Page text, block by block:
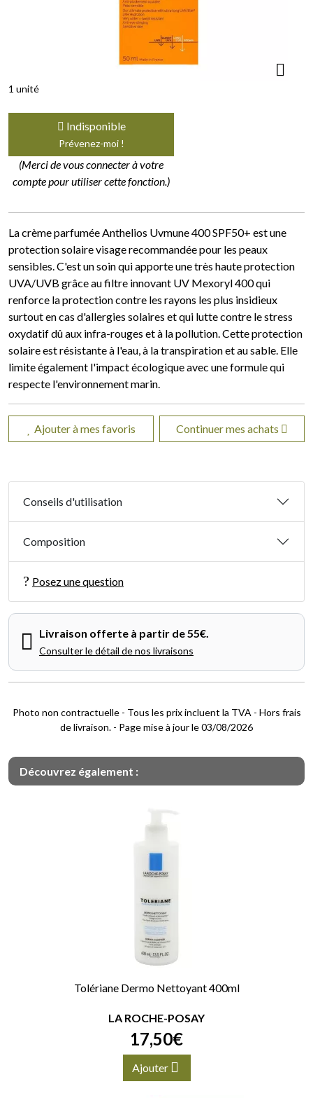
1 unité
Indisponible
Prévenez-moi !
(Merci de vous connecter à votre
compte pour utiliser cette fonction.)
La crème parfumée Anthelios Uvmune 400 SPF50+ est une
protection solaire visage recommandée pour les peaux
sensibles. C'est un soin qui apporte une très haute protection
UVA/UVB grâce au filtre innovant UV Mexoryl 400 qui
renforce la protection contre les rayons les plus insidieux
surtout en cas d'allergies solaires et qui lutte contre le stress
oxydatif dû aux infra-rouges et à la pollution. Cette protection
solaire est résistante à l'eau, à la transpiration et au sable. Elle
limite également l'impact écologique avec une formule qui
respecte l'environnement marin.
Ajouter à mes favoris Continuer mes achats
Conseils d'utilisation
Composition
Posez une question
Livraison offerte à partir de 55€.
Consulter le détail de nos livraisons
Photo non contractuelle - Tous les prix incluent la TVA - Hors frais
de livraison. - Page mise à jour le 03/08/2026
Découvrez également :
Tolériane Dermo Nettoyant 400ml
LA ROCHE-POSAY
17,50€
Ajouter